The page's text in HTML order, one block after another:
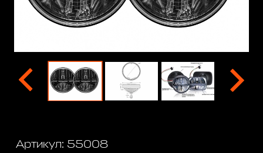
Артикул: 55008